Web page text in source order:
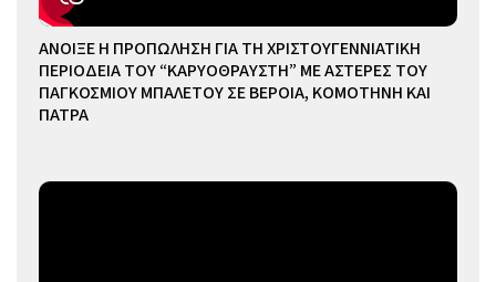
ΑΝΟΙΞΕ Η ΠΡΟΠΩΛΗΣΗ ΓΙΑ ΤΗ ΧΡΙΣΤΟΥΓΕΝΝΙΑΤΙΚΗ
ΠΕΡΙΟΔΕΙΑ ΤΟΥ “ΚΑΡΥΟΘΡΑΥΣΤΗ” ΜΕ ΑΣΤΕΡΕΣ ΤΟΥ
ΠΑΓΚΟΣΜΙΟΥ ΜΠΑΛΕΤΟΥ ΣΕ ΒΕΡΟΙΑ, ΚΟΜΟΤΗΝΗ ΚΑΙ
ΠΑΤΡΑ